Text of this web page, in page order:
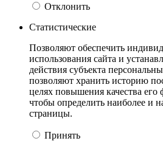
Отклонить
Статистические
Позволяют обеспечить
использования сайта и
действия субъекта
позволяют хранить историю
целях повышения качества
чтобы определить наиболее и
страницы.
Принять